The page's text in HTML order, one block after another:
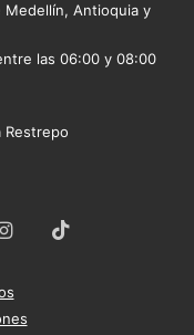
Medellín, Antioquia y
las 06:00 y 08:00
Restrepo
Instagram